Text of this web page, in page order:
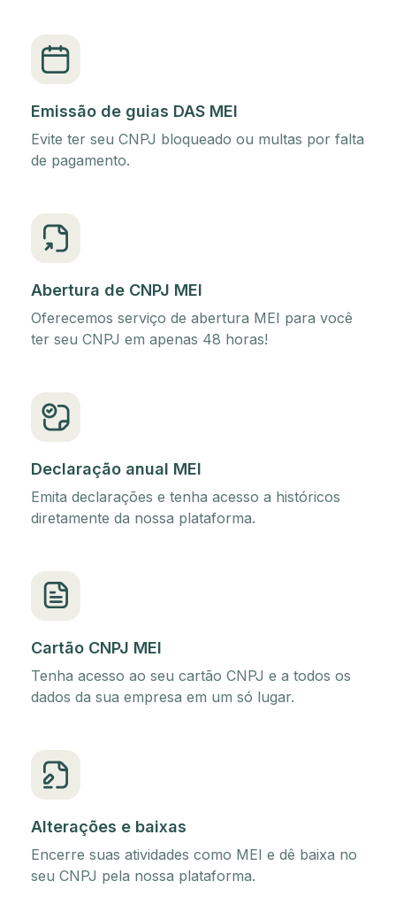
Emissão de guias DAS MEI
Evite ter seu CNPJ bloqueado ou multas por falta
de pagamento.
Abertura de CNPJ MEI
Oferecemos serviço de abertura MEI para você
ter seu CNPJ em apenas 48 horas!
Declaração anual MEI
Emita declarações e tenha acesso a históricos
diretamente da nossa plataforma.
Cartão CNPJ MEI
Tenha acesso ao seu cartão CNPJ e a todos os
dados da sua empresa em um só lugar.
Alterações e baixas
Encerre suas atividades como MEI e dê baixa no
seu CNPJ pela nossa plataforma.